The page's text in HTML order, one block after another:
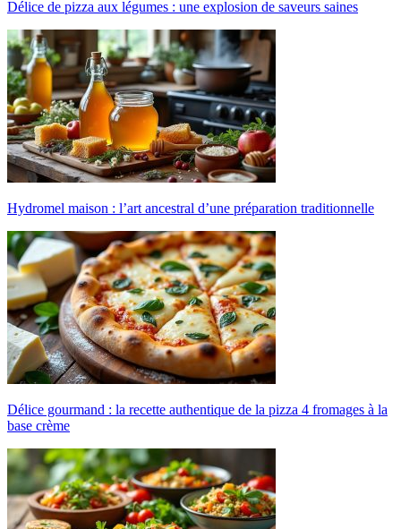
Délice de pizza aux légumes : une explosion de saveurs saines
Hydromel maison : l’art ancestral d’une préparation traditionnelle
Délice gourmand : la recette authentique de la pizza 4 fromages à la
base crème